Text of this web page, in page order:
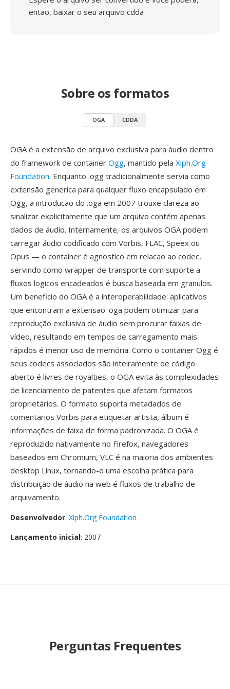
então, baixar o seu arquivo cdda
Sobre os formatos
OGA CDDA
OGA é a extensão de arquivo exclusiva para áudio dentro
do framework de container Ogg, mantido pela Xiph.Org
Foundation. Enquanto .ogg tradicionalmente servia como
extensão generica para qualquer fluxo encapsulado em
Ogg, a introducao do .oga em 2007 trouxe clareza ao
sinalizar explicitamente que um arquivo contém apenas
dados de áudio. Internamente, os arquivos OGA podem
carregar áudio codificado com Vorbis, FLAC, Speex ou
Opus — o container é agnostico em relacao ao codec,
servindo como wrapper de transporte com suporte a
fluxos logicos encadeados é busca baseada em granulos.
Um beneficio do OGA é a interoperabilidade: aplicativos
que encontram a extensão .oga podem otimizar para
reprodução exclusiva de áudio sem procurar faixas de
vídeo, resultando em tempos de carregamento mais
rápidos é menor uso de memória. Como o container Ogg é
seus codecs associados são inteiramente de código
aberto é livres de royalties, o OGA evita às complexidades
de licenciamento de patentes que afetam formatos
proprietários. O formato suporta metadados de
comentarios Vorbis para etiquetar artista, álbum é
informações de faixa de forma padronizada. O OGA é
reproduzido nativamente no Firefox, navegadores
baseados em Chromium, VLC é na maioria dos ambientes
desktop Linux, tornando-o uma escolha prática para
distribuição de áudio na web é fluxos de trabalho de
arquivamento.
Desenvolvedor: Xiph.Org Foundation
Lançamento inicial: 2007
Perguntas Frequentes